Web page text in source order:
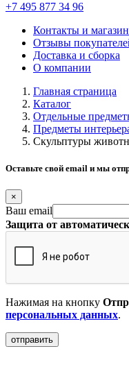
+7 495 877 34 96
Контакты и
Отзывы
Доставка и сборка
О компании
Главная страница
Каталог
Отдельные
Предметы
Скульптуры
Оставьте свой email и мы
×
Ваш email
Защита от
Нажимая на кнопку
персональных данных.